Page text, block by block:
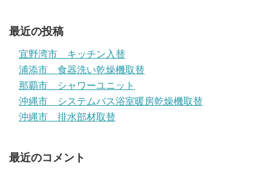
最近の投稿
宜野湾市 キッチン入替
浦添市 食器洗い乾燥機取替
那覇市 シャワーユニット
沖縄市 システムバス浴室暖房乾燥機取替
沖縄市 排水部材取替
最近のコメント